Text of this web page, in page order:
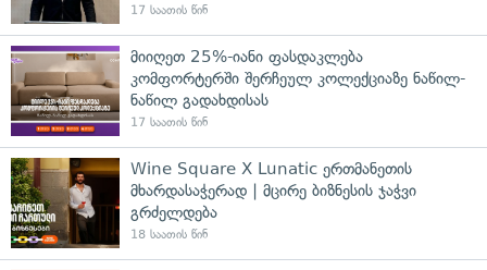
17 საათის წინ
მიიღეთ 25%-იანი ფასდაკლება
კომფორტერში შერჩეულ კოლექციაზე ნაწილ-
ნაწილ გადახდისას
17 საათის წინ
Wine Square X Lunatic ერთმანეთის
მხარდასაჭერად | მცირე ბიზნესის ჯაჭვი
გრძელდება
18 საათის წინ